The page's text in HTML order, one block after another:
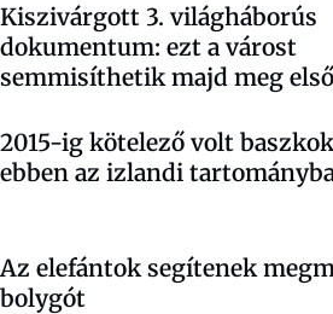
Kiszivárgott 3. világháborús
dokumentum: ezt a várost
semmisíthetik majd meg
2015-ig kötelező volt
ebben az izlandi
Az elefántok segítenek
bolygót